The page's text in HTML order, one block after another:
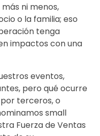
ni menos,
o la familia; eso
tenga
impactos con una
eventos,
pero qué ocurre
terceros, o
small
Fuerza de Ventas